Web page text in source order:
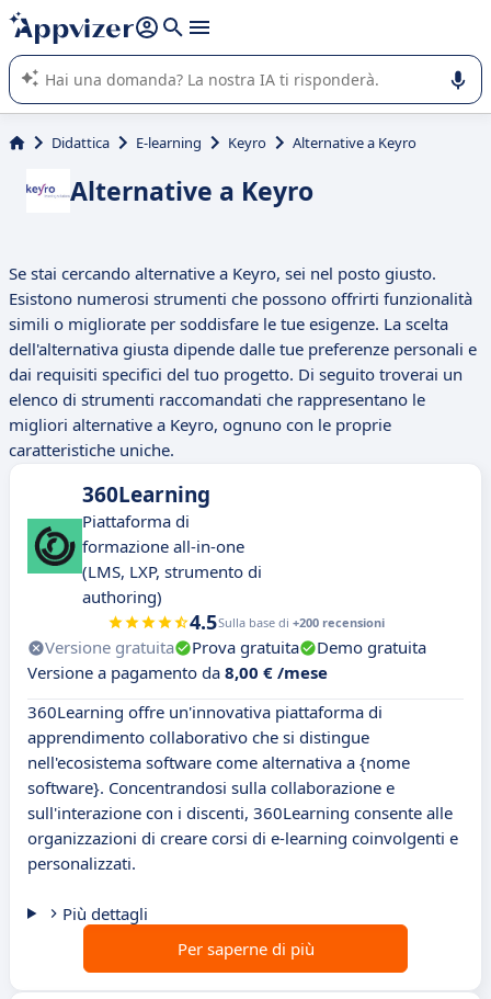
righe con
shift + enter
L'IA di Appvizer vi guida nell'utilizzo o nella scelta di un
software SaaS per la vostra azienda.
Didattica E-learning Keyro Alternative a Keyro
Alternative a Keyro
Se stai cercando alternative a Keyro, sei nel posto giusto.
Esistono numerosi strumenti che possono offrirti funzionalità
simili o migliorate per soddisfare le tue esigenze. La scelta
dell'alternativa giusta dipende dalle tue preferenze personali e
dai requisiti specifici del tuo progetto. Di seguito troverai un
elenco di strumenti raccomandati che rappresentano le
migliori alternative a Keyro, ognuno con le proprie
caratteristiche uniche.
360Learning
Piattaforma di
formazione all-in-one
(LMS, LXP, strumento di
authoring)
4.5Sulla base di +200 recensioni
Versione gratuita Prova gratuita
Demo gratuita
Versione a pagamento da 8,00 € /mese
360Learning offre un'innovativa piattaforma di
apprendimento collaborativo che si distingue
nell'ecosistema software come alternativa a {nome
software}. Concentrandosi sulla collaborazione e
sull'interazione con i discenti, 360Learning consente alle
organizzazioni di creare corsi di e-learning coinvolgenti e
personalizzati.
Più dettagli
Per saperne di più